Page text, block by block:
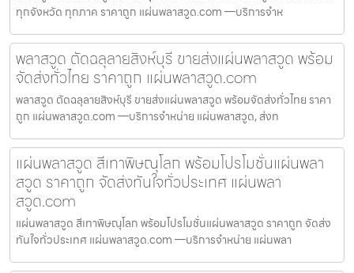
ทุกจังหวัด ทุกภาค ราคาถูก แผ่นพลาสวูด.com —บริการจำห
พลาสวูด ตัดฉลุลายสิงห์บุรี ขายส่งแผ่นพลาสวูด พร้อม
จัดส่งทั่วไทย ราคาถูก แผ่นพลาสวูด.com
พลาสวูด ตัดฉลุลายสิงห์บุรี ขายส่งแผ่นพลาสวูด พร้อมจัดส่งทั่วไทย ราคา
ถูก แผ่นพลาสวูด.com —บริการจำหน่าย แผ่นพลาสวูด, ส่งท
แผ่นพลาสวูด สีเทาพิษณุโลก พร้อมโปรโมชั่นแผ่นพลา
สวูด ราคาถูก จัดส่งทันใจทั่วประเทศ แผ่นพลา
สวูด.com
แผ่นพลาสวูด สีเทาพิษณุโลก พร้อมโปรโมชั่นแผ่นพลาสวูด ราคาถูก จัดส่ง
ทันใจทั่วประเทศ แผ่นพลาสวูด.com —บริการจำหน่าย แผ่นพลา